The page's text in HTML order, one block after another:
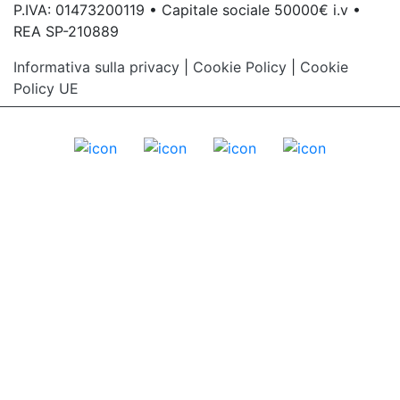
P.IVA: 01473200119 • Capitale sociale 50000€ i.v •
REA SP-210889
Informativa sulla privacy
Cookie Policy
Cookie
Policy UE